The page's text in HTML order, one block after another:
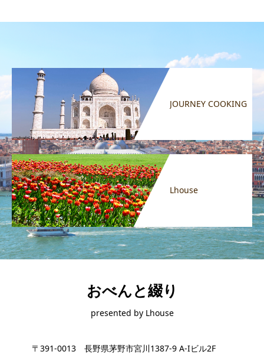
JOURNEY COOKING
Lhouse
おべんと綴り
presented by Lhouse
〒391-0013 長野県茅野市宮川1387-9 A-Iビル2F